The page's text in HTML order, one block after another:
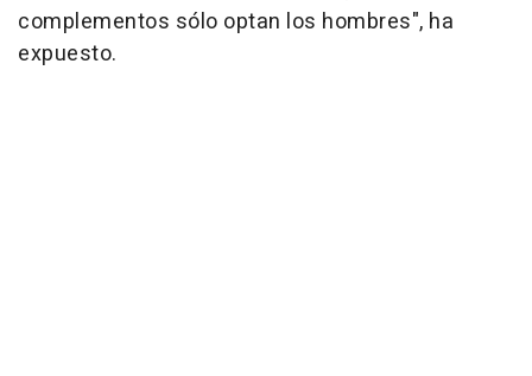
complementos sólo optan los hombres", ha
expuesto.